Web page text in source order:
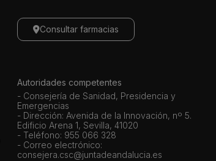
Consultar farmacias
Autoridades competentes
- Consejería de Sanidad, Presidencia y
Emergencias
- Dirección: Avenida de la Innovación, nº 5.
Edificio Arena 1, Sevilla, 41020
- Teléfono: 955 066 328
- Correo electrónico:
consejera.csc@juntadeandalucia.es